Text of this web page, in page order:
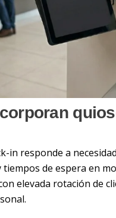
in responde a
de espera en
elevada rotación de